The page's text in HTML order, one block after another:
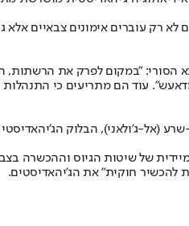
לא רק עוברים אימונים צבאיים
הסורי: "במקום לפרק את
עוד הם מתריעים כי
ג'ולאני), הבלוק
מיידית של שיטות הגיוס
להכשיר חוקית" את הג'יהאדיסטים.